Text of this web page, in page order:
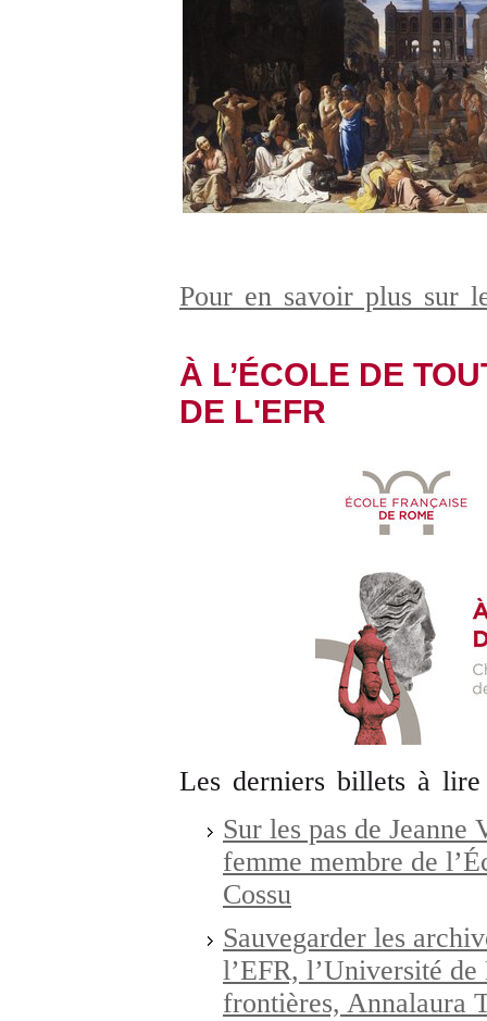
Pour en savoir plus sur
À L’ÉCOLE DE
DE L'EFR
Les derniers billets à
Sur les pas de
femme membre de
Cossu
Sauvegarder les
l’EFR, l’Université
frontières, Annalaura